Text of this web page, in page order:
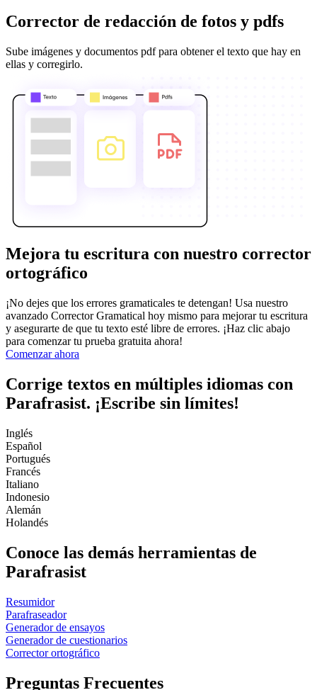
Corrector de redacción de fotos y pdfs
Sube imágenes y documentos pdf para obtener el texto que hay en
ellas y corregirlo.
Mejora tu escritura con nuestro corrector
ortográfico
¡No dejes que los errores gramaticales te detengan! Usa nuestro
avanzado Corrector Gramatical hoy mismo para mejorar tu escritura
y asegurarte de que tu texto esté libre de errores. ¡Haz clic abajo
para comenzar tu prueba gratuita ahora!
Comenzar ahora
Corrige textos en múltiples idiomas con
Parafrasist. ¡Escribe sin límites!
Inglés
Español
Portugués
Francés
Italiano
Indonesio
Alemán
Holandés
Conoce las demás herramientas de
Parafrasist
Resumidor
Parafraseador
Generador de ensayos
Generador de cuestionarios
Corrector ortográfico
Preguntas Frecuentes